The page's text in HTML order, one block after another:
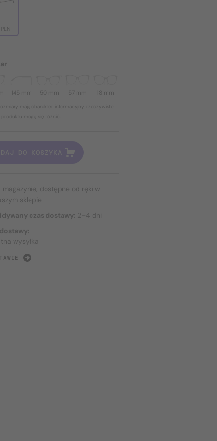
145 mm 50 mm 57 mm 18 mm
mają charakter informacyjny, rzeczywiste
mogą się różnić.
DO KOSZYKA
magazynie, dostępne od ręki w
sklepie
czas dostawy: 2–4 dni
wysyłka